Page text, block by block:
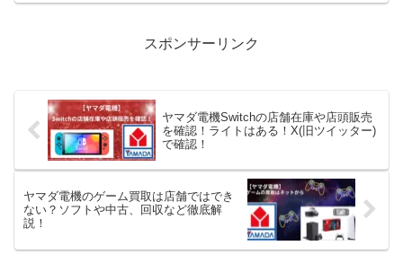
スポンサーリンク
ヤマダ電機Switchの店舗在庫や店頭販売
を確認！ライトはある！X(旧ツイッター)
で確認！
ヤマダ電機のゲーム買取は店舗ではでき
ない？ソフトや中古、回収など徹底解
説！